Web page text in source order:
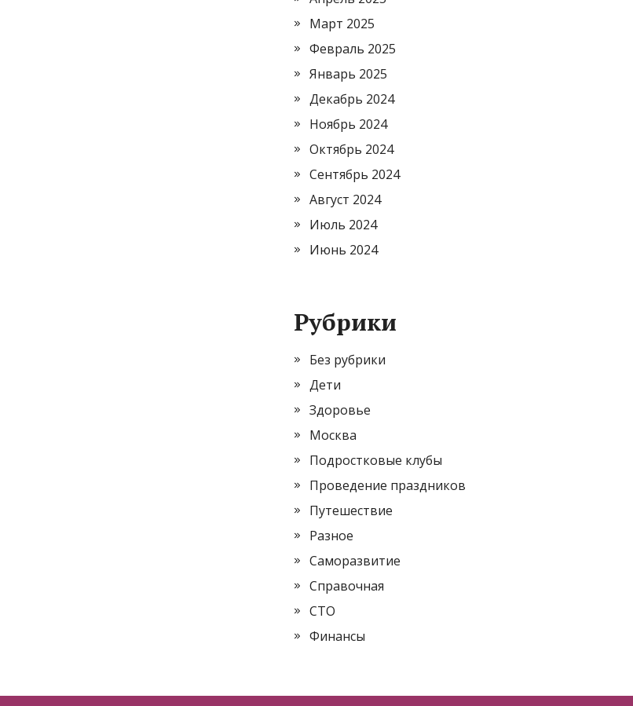
Март 2025
Февраль 2025
Январь 2025
Декабрь 2024
Ноябрь 2024
Октябрь 2024
Сентябрь 2024
Август 2024
Июль 2024
Июнь 2024
Рубрики
Без рубрики
Дети
Здоровье
Москва
Подростковые клубы
Проведение праздников
Путешествие
Разное
Саморазвитие
Справочная
СТО
Финансы